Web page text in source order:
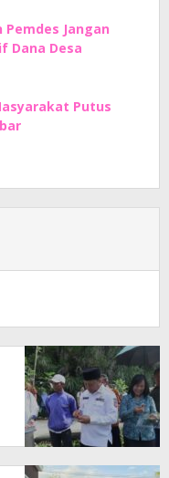
Jangan
Dana Desa
Putus